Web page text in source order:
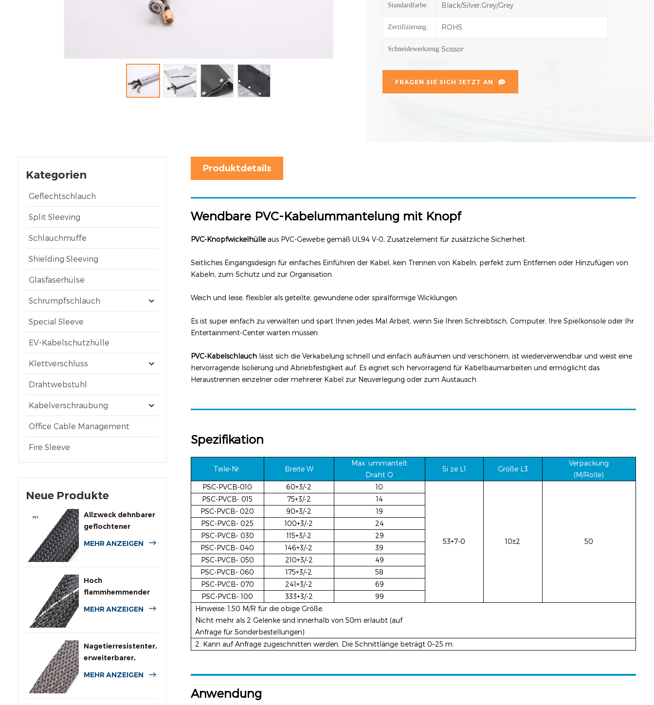
Standardfarbe: Black/Silver,Grey/Grey
Zertifizierung: ROHS
Schneidewerkzeug:Scissor
FRAGEN SIE SICH JETZT AN
Kategorien
Geflechtschlauch
Split Sleeving
Schlauchmuffe
Shielding Sleeving
Glasfaserhülse
Schrumpfschlauch
Special Sleeve
EV-Kabelschutzhülle
Klettverschluss
Drahtwebstuhl
Kabelverschraubung
Office Cable Management
Fire Sleeve
Neue Produkte
Allzweck dehnbarer
geflochtener
MEHR ANZEIGEN
Hoch
flammhemmender
MEHR ANZEIGEN
Nagetierresistenter,
erweiterbarer,
MEHR ANZEIGEN
Produktdetails
Wendbare PVC-Kabelummantelung mit Knopf
PVC-Knopfwickelhülleaus PVC-Gewebe gemäß UL94 V-0, Zusatzelement für zusätzliche Sicherheit.
Seitliches Eingangsdesign für einfaches Einführen der Kabel, kein Trennen von Kabeln; perfekt zum Entfernen oder Hinzufügen von
Kabeln, zum Schutz und zur Organisation.
Weich und leise, flexibler als geteilte, gewundene oder spiralförmige Wicklungen.
Es ist super einfach zu verwalten und spart Ihnen jedes Mal Arbeit, wenn Sie Ihren Schreibtisch, Computer, Ihre Spielkonsole oder Ihr
Entertainment-Center warten müssen.
PVC-Kabelschlauch lässt sich die Verkabelung schnell und einfach aufräumen und verschönern, ist wiederverwendbar und weist eine
hervorragende Isolierung und Abriebfestigkeit auf. Es eignet sich hervorragend für Kabelbaumarbeiten und ermöglicht das
Heraustrennen einzelner oder mehrerer Kabel zur Neuverlegung oder zum Austausch.
Spezifikation
Teile-Nr. Breite W
Max. ummantelt
Draht O
Si ze L1 Größe L3
Verpackung
(M/Rolle)
PSC-PVCB-010
60+3/-2 10
53+7-0 10±2 50
PSC-PVCB-015 75+3/-2
14
PSC-PVCB-020 90+3/-2
19
PSC-PVCB-025 100+3/-2
24
PSC-PVCB- 030 115+3/-2
29
PSC-PVCB-040 146+3/-2
39
PSC-PVCB- 050 210+3/-2
49
PSC-PVCB-060 175+3/-2
58
PSC-PVCB- 070 241+3/-2
69
PSC-PVCB-100 333+3/-2
99
Hinweise: 1,50 M/R für die obige Größe.
Nicht mehr als 2 Gelenke sind innerhalb von 50m erlaubt (auf
Anfrage für Sonderbestellungen)
2. Kann auf Anfrage zugeschnitten werden. Die Schnittlänge beträgt 0–25 m.
Anwendung